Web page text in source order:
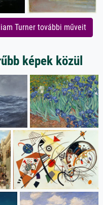
Turner további műveit
képek közül